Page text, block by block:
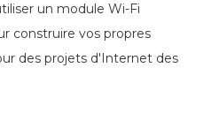
un module Wi-Fi
construire vos propres
des projets d'Internet des